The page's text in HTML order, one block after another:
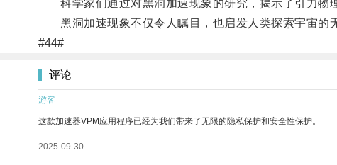
科学家们通过对黑洞加速现象的研究，揭示了引力物
黑洞加速现象不仅令人瞩目，也启发人类探索宇宙的无
#44#
评论
游客
这款加速器VPM应用程序已经为我们带来了无限的隐私保护和安全性保护。
2025-09-30